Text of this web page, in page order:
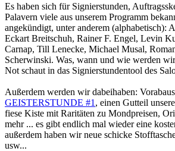
Es haben sich für Signierstunden,
Palavern viele aus unserem Programm
angekündigt, unter anderem (alphabetisch):
Eckart Breitschuh, Rainer F. Engel, Levin
Carnap, Till Lenecke, Michael Musal,
Scherwinski. Was, wann und wie werden
Not schaut in das Signierstundentool des
Außerdem werden wir dabeihaben:
GEISTERSTUNDE #1 , einen Gutteil
fiese Kiste mit Raritäten zu Mondpreisen,
mehr ... es gibt endlich mal wieder eine
außerdem haben wir neue schicke
usw...